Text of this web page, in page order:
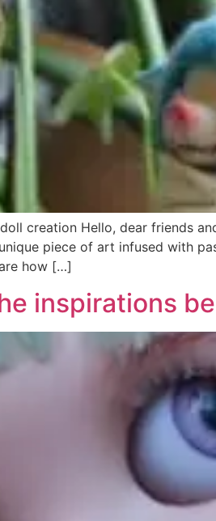
creation Hello, dear friends
piece of art infused with
how […]
inspirations